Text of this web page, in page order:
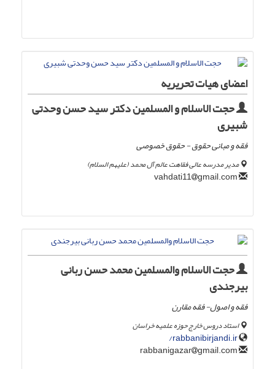
اعضای هیات تحریریه
حجت الاسلام و المسلمین دکتر سید حسن وحدتی
شبیری
فقه و مبانی حقوق - حقوق خصوصی
مدیر مدرسه عالی فقاهت عالم آل محمد (علیهم السلام)
gmail.com
حجت الاسلام والمسلمین محمد حسن ربانی
بیرجندی
فقه و اصول- فقه مقارن
استاد دروس خارج حوزه علمیه خراسان
rabbanibirjandi.ir/
gmail.com